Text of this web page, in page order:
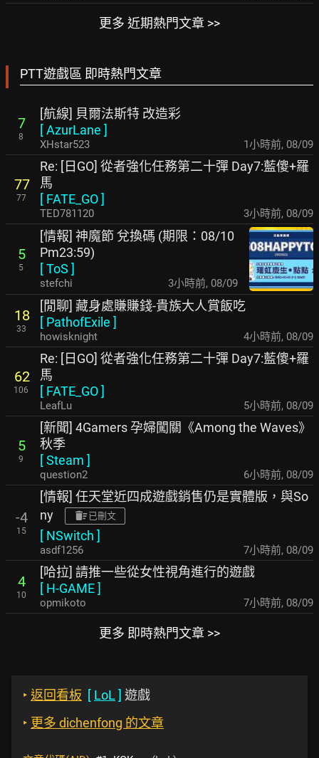
更多 近期熱門文章 >>
PTT遊戲區 即時熱門文章
7
8
[航線] 貝爾法斯特 改造彩
[AzurLane ]
XHstar523 1小時前, 08/09
77
77
Re: [日GO] 從者強化任務第二十彈 Day7:藍傻+羅
馬
[ FATE_GO]
TED781120 3小時前, 08/09
5
5
[情報] 神魔節 兌換碼 (期限：08/10
Pm23:59)
[ToS ]
stefchi 3小時前, 08/09
18
33
[閒聊] 藏身處賺賺錢-貴族大人賞飯吃
[ PathofExile ]
howisknight 4小時前, 08/09
62
106
Re: [日GO] 從者強化任務第二十彈 Day7:藍傻+羅
馬
[ FATE_GO]
LeafLu 5小時前, 08/09
5
9
[新聞] 4Gamers 孕婦闖關《Among the Waves》
秋季
[Steam ]
question2 6小時前, 08/09
-4
15
[情報] 任天堂近四成遊戲銷售仍是實體版，與So
ny
已刪文
[ NSwitch ]
asdf1256 7小時前, 08/09
4
10
[哈拉] 請推一些從女性視角進行的遊戲
[ H-GAME]
opmikoto 7小時前, 08/09
更多 即時熱門文章 >>
‣ 返回看板 [ LoL ] 遊戲
‣ 更多 dichenfong 的文章